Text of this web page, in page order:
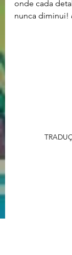
onde cada
nunca diminui!